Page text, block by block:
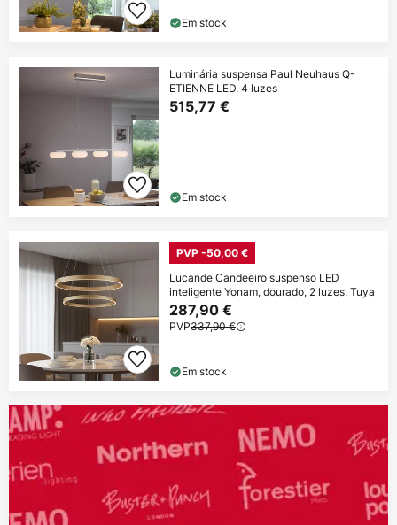
Em stock
Luminária suspensa Paul Neuhaus Q-
ETIENNE LED, 4 luzes
515,77 €
Em stock
PVP -50,00 €
Lucande Candeeiro suspenso LED
inteligente Yonam, dourado, 2 luzes, Tuya
287,90 €
PVP337,90 €
Em stock